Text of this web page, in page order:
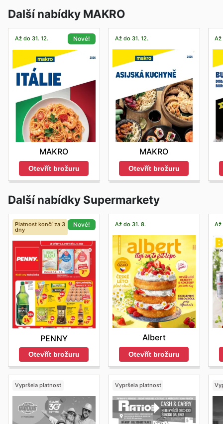
Další nabídky MAKRO
Až do 31. 12. Nové!
MAKRO
Otevřít brožuru
Až do 31. 12.
MAKRO
Otevřít brožuru
Až
Další nabídky Supermarkety
Platnost končí za 3
dny
Nové!
PENNY
Otevřít brožuru
Až do 31. 8.
Albert
Otevřít brožuru
Až
Vypršela platnost Vypršela platnost